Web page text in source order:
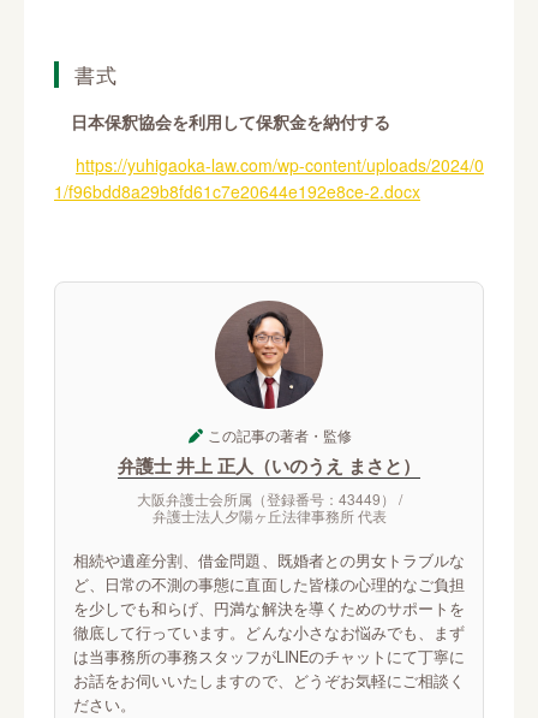
書式
日本保釈協会を利用して保釈金を納付する
https://yuhigaoka-law.com/wp-content/uploads/2024/0
1/f96bdd8a29b8fd61c7e20644e192e8ce-2.docx
この記事の著者・監修
弁護士 井上 正人（いのうえ まさと）
大阪弁護士会所属（登録番号：43449） /
弁護士法人夕陽ヶ丘法律事務所 代表
相続や遺産分割、借金問題、既婚者との男女トラブルな
ど、日常の不測の事態に直面した皆様の心理的なご負担
を少しでも和らげ、円満な解決を導くためのサポートを
徹底して行っています。どんな小さなお悩みでも、まず
は当事務所の事務スタッフがLINEのチャットにて丁寧に
お話をお伺いいたしますので、どうぞお気軽にご相談く
ださい。